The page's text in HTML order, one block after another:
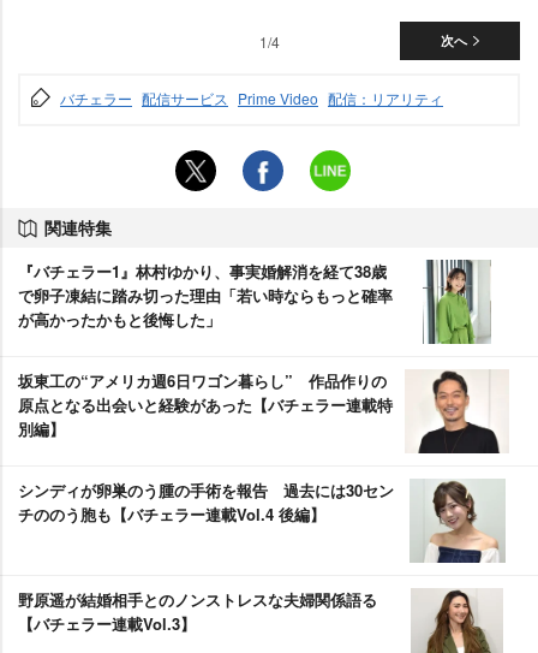
次へ
1/4
バチェラー 配信サービス Prime Video 配信：リアリティ
関連特集
『バチェラー1』林村ゆかり、事実婚解消を経て38歳
で卵子凍結に踏み切った理由「若い時ならもっと確率
が高かったかもと後悔した」
坂東工の“アメリカ週6日ワゴン暮らし” 作品作りの
原点となる出会いと経験があった【バチェラー連載特
別編】
シンディが卵巣のう腫の手術を報告 過去には30セン
チののう胞も【バチェラー連載Vol.4 後編】
野原遥が結婚相手とのノンストレスな夫婦関係語る
【バチェラー連載Vol.3】